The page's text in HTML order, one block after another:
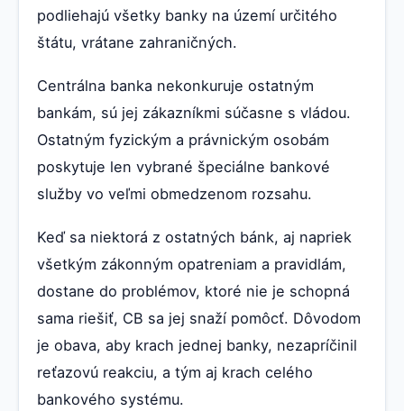
podliehajú všetky banky na území určitého
štátu, vrátane zahraničných.
Centrálna banka nekonkuruje ostatným
bankám, sú jej zákazníkmi súčasne s vládou.
Ostatným fyzickým a právnickým osobám
poskytuje len vybrané špeciálne bankové
služby vo veľmi obmedzenom rozsahu.
Keď sa niektorá z ostatných bánk, aj napriek
všetkým zákonným opatreniam a pravidlám,
dostane do problémov, ktoré nie je schopná
sama riešiť, CB sa jej snaží pomôcť. Dôvodom
je obava, aby krach jednej banky, nezapríčinil
reťazovú reakciu, a tým aj krach celého
bankového systému.